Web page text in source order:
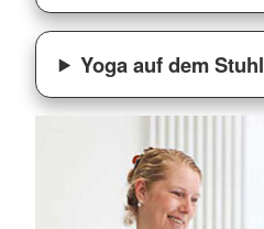
Yoga auf dem Stuhl